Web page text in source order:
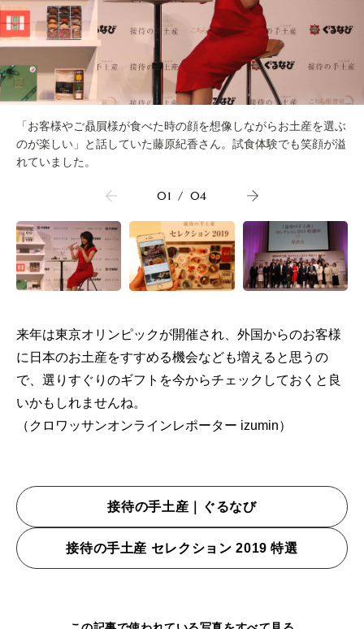
「お客様やご贔屓様が食べた時の顔を想像しながらお土産を選ぶ
のが楽しい」と話していた藤原紀香さん。試食体験でも笑顔が溢
れていました。
01 / 04
来年は東京オリンピックが開催され、外国からのお客様
に日本のお土産をすすめる機会なども増えると思うの
で、選りすぐりのギフトを今からチェックしておくと良
いかもしれませんね。
（クロワッサンオンラインレポーター izumin）
接待の手土産｜ぐるなび
接待の手土産 セレクション 2019 特選